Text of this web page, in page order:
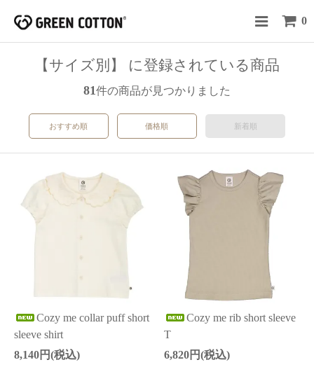
0
【サイズ別】 に登録されている商品
81件の商品が見つかりました
おすすめ順 価格順 新着順
Cozy me collar puff short
sleeve shirt
8,140円(税込)
Cozy me rib short sleeve
T
6,820円(税込)